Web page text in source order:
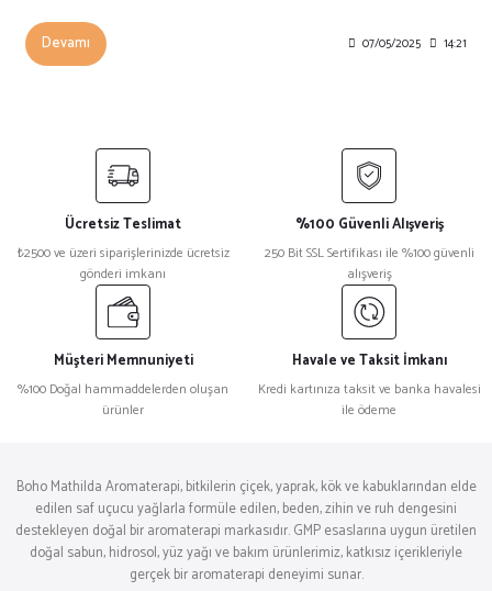
Devamı 07/05/2025 14:21
Ücretsiz Teslimat
₺2500 ve üzeri siparişlerinizde ücretsiz
gönderi imkanı
%100 Güvenli Alışveriş
250 Bit SSL Sertifikası ile %100 güvenli
alışveriş
Müşteri Memnuniyeti
%100 Doğal hammaddelerden oluşan
ürünler
Havale ve Taksit İmkanı
Kredi kartınıza taksit ve banka havalesi
ile ödeme
Boho Mathilda Aromaterapi, bitkilerin çiçek, yaprak, kök ve kabuklarından elde
edilen saf uçucu yağlarla formüle edilen, beden, zihin ve ruh dengesini
destekleyen doğal bir aromaterapi markasıdır. GMP esaslarına uygun üretilen
doğal sabun, hidrosol, yüz yağı ve bakım ürünlerimiz, katkısız içerikleriyle
gerçek bir aromaterapi deneyimi sunar.